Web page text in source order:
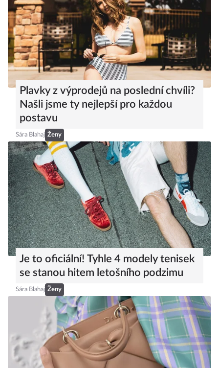
Plavky z výprodejů na poslední chvíli?
Našli jsme ty nejlepší pro každou
postavu
Sára Blahaj Ženy
Je to oficiální! Tyhle 4 modely tenisek
se stanou hitem letošního podzimu
Sára Blahaj Ženy